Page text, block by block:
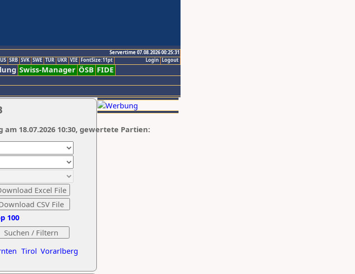
Servertime 07.08.2026 00:25:31
Logout
Login
SRB SVK SWE TUR UKR VIE FontSize:11pt
Swiss-Manager ÖSB FIDE
Tirol Vorarlberg
100
am 18.07.2026 10:30, gewertete Partien: